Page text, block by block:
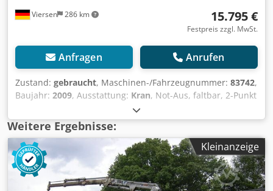
Viersen 286 km 15.795 €
Festpreis zzgl. MwSt.
Anfragen Anrufen
Zustand: gebraucht, Maschinen-/Fahrzeugnummer: 83742,
Baujahr: 2009, Ausstattung: Kran, Not-Aus, faltbar, 2-Punkt
Abstützung mechanisch, 2xhydr.Ausschübe. Cedpst R
Slwsfx Amzjha Der Kran war nur ca. 6 Monate aufgebaut
und befindet sich in einem neuwertigen Zustand !
Lastdiagramm: 2,9m-2700kg, 3,8m-2000kg, 5,4m-1380kg,
7,3m-1020kg ! Preis pro Stück! Zubehörangaben Ohne
Gewähr, Änderungen, Zwischenverkauf und Irrtümern
vorbehalten!
Weitere Ergebnisse:
Kleinanzeige